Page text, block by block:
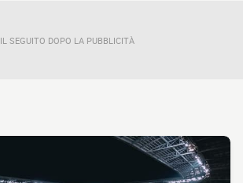
IL SEGUITO DOPO LA PUBBLICITÀ